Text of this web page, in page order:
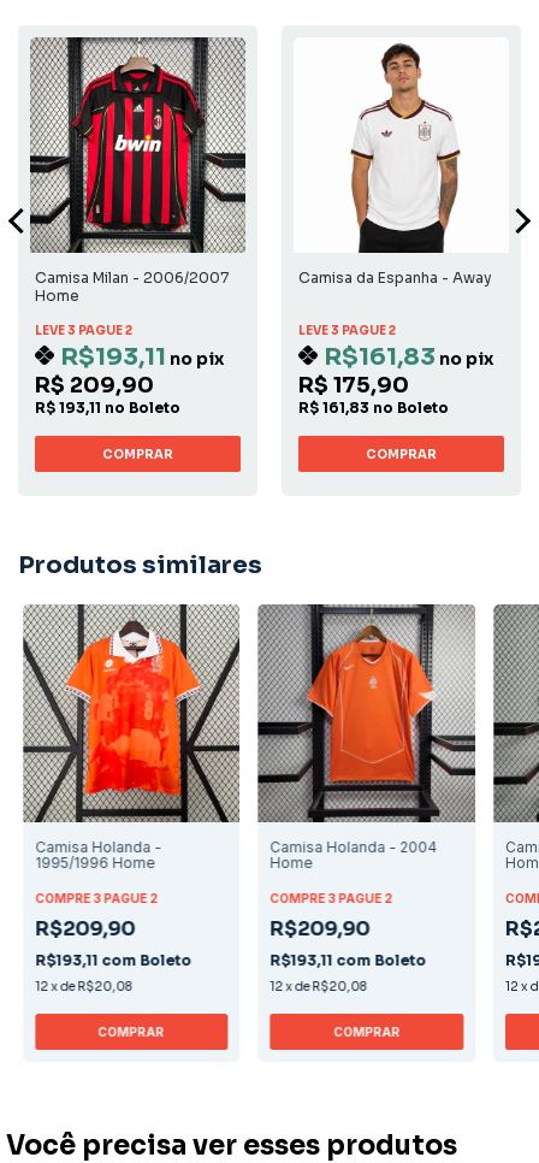
Camisa Milan - 2006/2007
Home
LEVE 3 PAGUE 2
R$193,11 no pix
R$ 209,90
R$ 193,11 no Boleto
COMPRAR
Camisa da Espanha - Away
LEVE 3 PAGUE 2
R$161,83 no pix
R$ 175,90
R$ 161,83 no Boleto
COMPRAR
Produtos similares
Camisa Holanda -
1995/1996 Home
COMPRE 3 PAGUE 2
R$209,90
R$193,11 com Boleto
12xdeR$20,08
COMPRAR
Camisa Holanda - 2004
Home
COMPRE 3 PAGUE 2
R$209,90
R$193,11 com Boleto
12xdeR$20,08
COMPRAR
12 x
Você precisa ver esses produtos